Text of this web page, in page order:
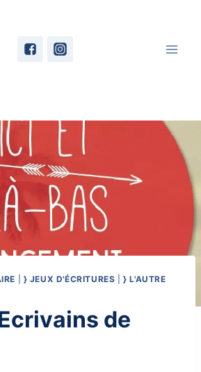
} JEUX D'ÉCRITURES |} L'AUTRE
de